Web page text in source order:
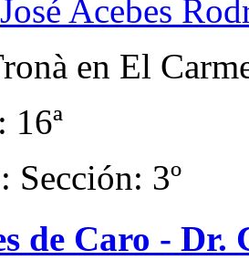
José Acebes
en El
16ª
Sección: 3º
de Caro -